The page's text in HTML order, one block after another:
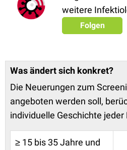
weitere
Folgen
Was ändert sich konkret?
Die Neuerungen zum
angeboten werden soll,
individuelle Geschichte jeder
≥ 15 bis 35 Jahre und